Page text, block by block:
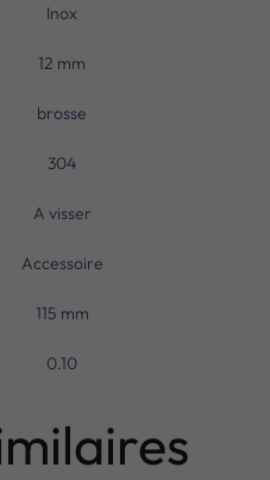
Inox
12 mm
brosse
304
A visser
Accessoire
115 mm
0.10